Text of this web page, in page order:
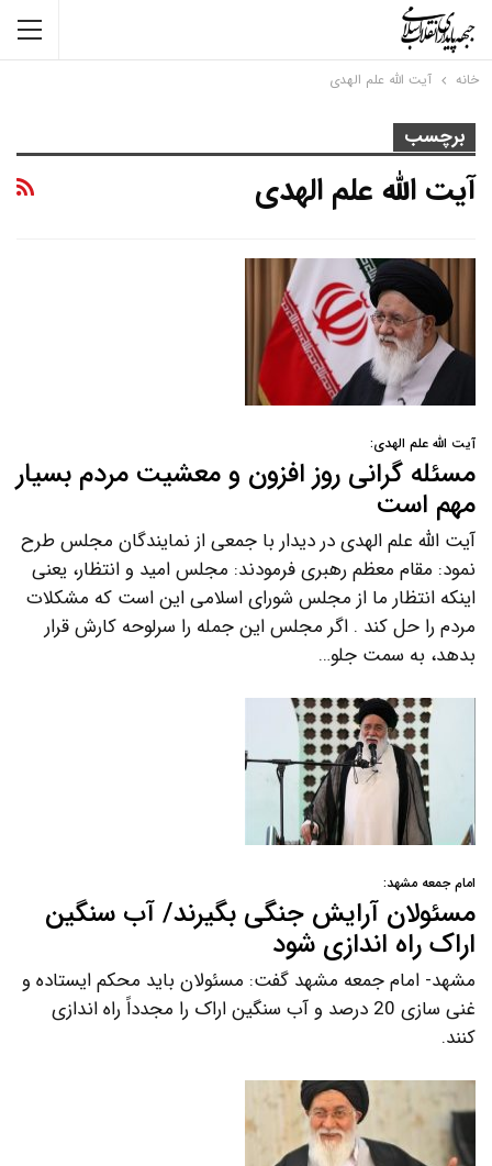
خانه آیت الله علم الهدی
برچسب
آیت الله علم الهدی
آیت الله علم الهدی:
مسئله گرانی روز افزون و معشیت مردم بسیار
مهم است
آیت الله علم الهدی در دیدار با جمعی از نمایندگان مجلس طرح
نمود: مقام معظم رهبری فرمودند: مجلس امید و انتظار، یعنی
اینکه انتظار ما از مجلس شورای اسلامی این است که مشکلات
مردم را حل کند . اگر مجلس این جمله را سرلوحه کارش قرار
بدهد، به سمت جلو…
امام جمعه مشهد:
مسئولان آرایش جنگی بگیرند/ آب سنگین
اراک راه اندازی شود
مشهد- امام جمعه مشهد گفت: مسئولان باید محکم ایستاده و
غنی سازی 20 درصد و آب سنگین اراک را مجدداً راه اندازی
کنند.